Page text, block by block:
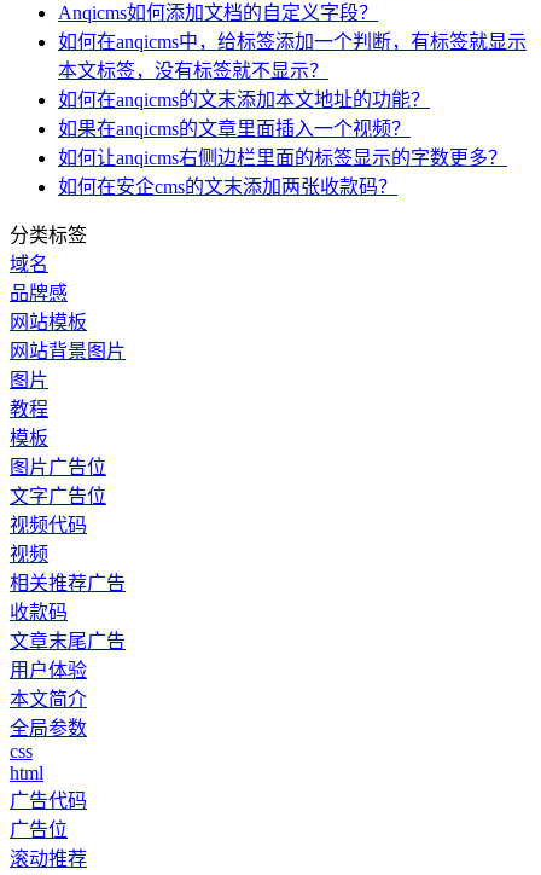
Anqicms如何添加文档的自定义字段？
如何在anqicms中，给标签添加一个判断，有标签就显示
本文标签，没有标签就不显示？
如何在anqicms的文末添加本文地址的功能？
如果在anqicms的文章里面插入一个视频？
如何让anqicms右侧边栏里面的标签显示的字数更多？
如何在安企cms的文末添加两张收款码？
分类标签
域名
品牌感
网站模板
网站背景图片
图片
教程
模板
图片广告位
文字广告位
视频代码
视频
相关推荐广告
收款码
文章末尾广告
用户体验
本文简介
全局参数
css
html
广告代码
广告位
滚动推荐